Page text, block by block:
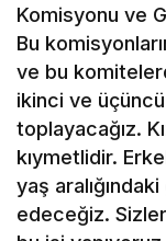
Komisyonu ve
Bu
ve bu
ikinci ve
toplayacağız.
kıymetlidir.
yaş
edeceğiz.